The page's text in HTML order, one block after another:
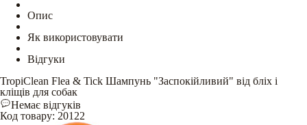
Опис
Як використовувати
Відгуки
TropiClean Flea & Tick Шампунь "Заспокійливий" від бліх і
кліщів для собак
Немає відгуків
Код товару: 20122